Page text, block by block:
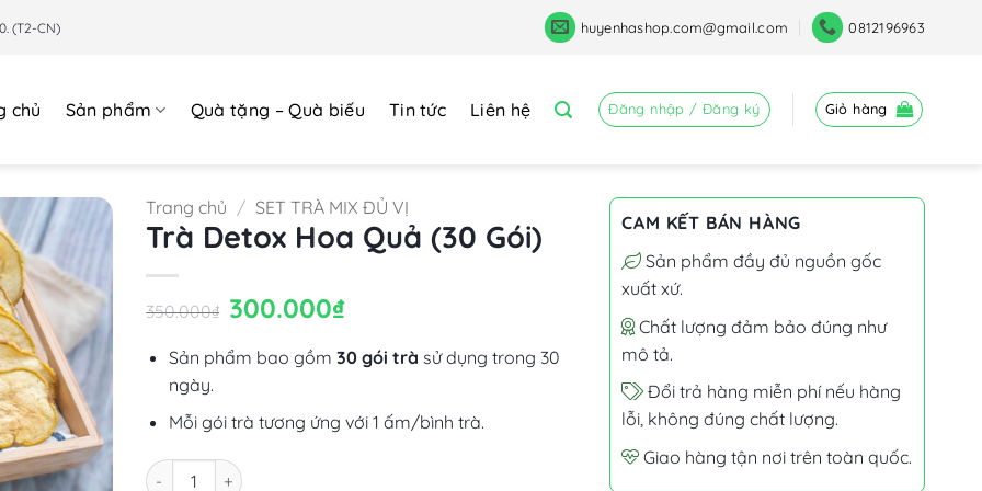
(T2-CN) huyenhashop.com@gmail.com 0812196963
chủ Sản phẩm Quà tặng – Quà biếu Tin tức Liên hệ Đăng nhập / Đăng ký Giỏ hàng
Trang chủ / SET TRÀ MIX ĐỦ VỊ
Trà Detox Hoa Quả (30 Gói)
350.000₫ Giá
gốc
350.000₫.
300.000₫Giá
hiện
là:
300.000₫.
Sản phẩm bao gồm 30 gói trà sử dụng trong 30
ngày.
Mỗi gói trà tương ứng với 1 ấm/bình trà.
Số lượng
CAM KẾT BÁN HÀNG
Sản phẩm đầy đủ nguồn gốc
xuất xứ.
Chất lượng đảm bảo đúng như
mô tả.
Đổi trả hàng miễn phí nếu hàng
lỗi, không đúng chất lượng.
Giao hàng tận nơi trên toàn quốc.